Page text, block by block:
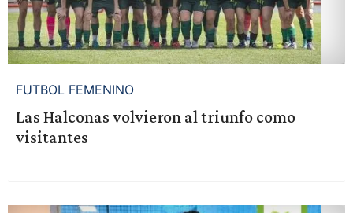
FUTBOL FEMENINO
Las Halconas volvieron al triunfo como
visitantes